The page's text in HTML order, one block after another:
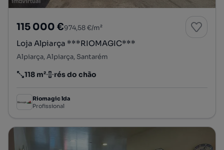
115 000 €974,58 €/m²
Loja Alpiarça ***RIOMAGIC***
Alpiarça, Alpiarça, Santarém
Preço por metro quadrado
118 m²
Andar rés do chão
Riomagic lda
Profissional